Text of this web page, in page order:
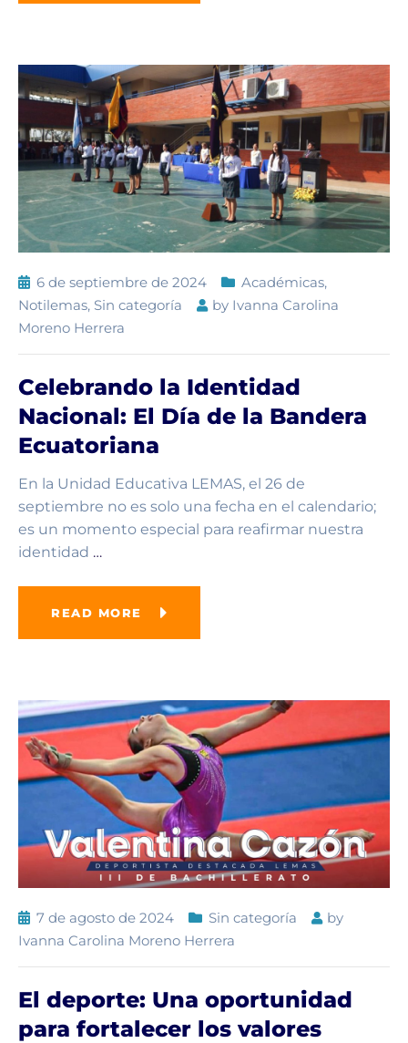
6 de septiembre de 2024 Académicas,
Notilemas, Sin categoría by Ivanna Carolina
Moreno Herrera
Celebrando la Identidad
Nacional: El Día de la Bandera
Ecuatoriana
En la Unidad Educativa LEMAS, el 26 de
septiembre no es solo una fecha en el calendario;
es un momento especial para reafirmar nuestra
identidad …
READ MORE
7 de agosto de 2024 Sin categoría
by
Ivanna Carolina Moreno Herrera
El deporte: Una oportunidad
para fortalecer los valores